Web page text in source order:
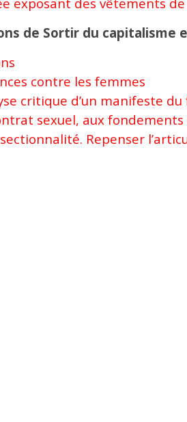
de Sortir du
contre les femmes
critique d’un manifeste
sexuel, aux
Repenser